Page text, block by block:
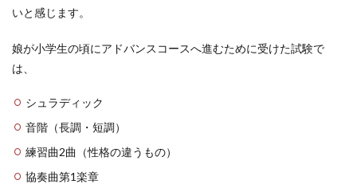
いと感じます。
娘が小学生の頃にアドバンスコースへ進むために受けた試験で
は、
シュラディック
音階（長調・短調）
練習曲2曲（性格の違うもの）
協奏曲第1楽章